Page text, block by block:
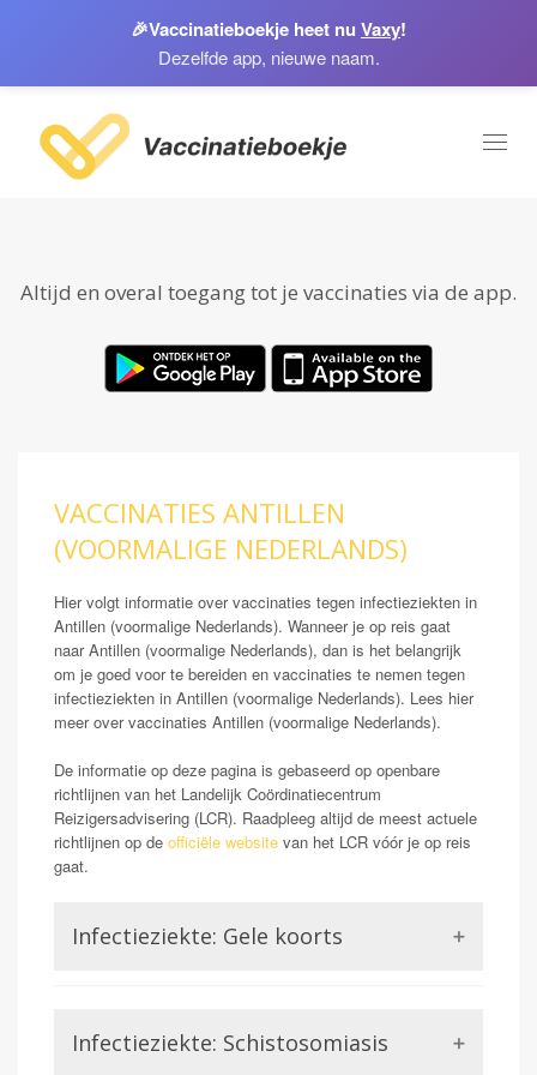
🎉Vaccinatieboekje heet nu Vaxy!
Dezelfde app, nieuwe naam.
Altijd en overal toegang tot je vaccinaties via de app.
VACCINATIES ANTILLEN
(VOORMALIGE NEDERLANDS)
Hier volgt informatie over vaccinaties tegen infectieziekten in
Antillen (voormalige Nederlands). Wanneer je op reis gaat
naar Antillen (voormalige Nederlands), dan is het belangrijk
om je goed voor te bereiden en vaccinaties te nemen tegen
infectieziekten in Antillen (voormalige Nederlands). Lees hier
meer over vaccinaties Antillen (voormalige Nederlands).
De informatie op deze pagina is gebaseerd op openbare
richtlijnen van het Landelijk Coördinatiecentrum
Reizigersadvisering (LCR). Raadpleeg altijd de meest actuele
richtlijnen op de officiële website van het LCR vóór je op reis
gaat.
Infectieziekte: Gele koorts
door het Gele koorts virus. Dit is een virus uit de
Infectieziekte: Schistosomiasis